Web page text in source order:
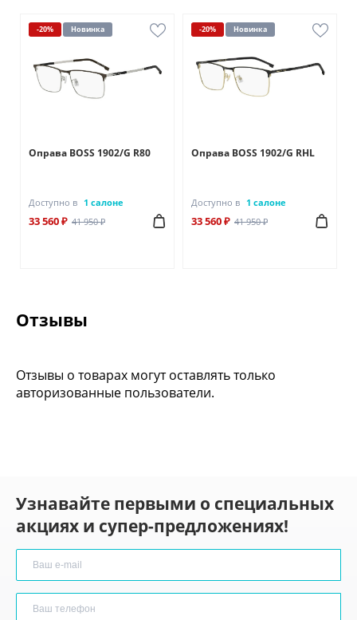
-20% Новинка
Оправа BOSS 1902/G R80
Доступно в 1 салоне
33 560 ₽ 41 950 ₽
-20% Новинка
Оправа BOSS 1902/G RHL
Доступно в 1 салоне
33 560 ₽ 41 950 ₽
Отзывы
Отзывы о товарах могут оставлять только
авторизованные пользователи.
Узнавайте первыми о специальных
акциях и супер-предложениях!